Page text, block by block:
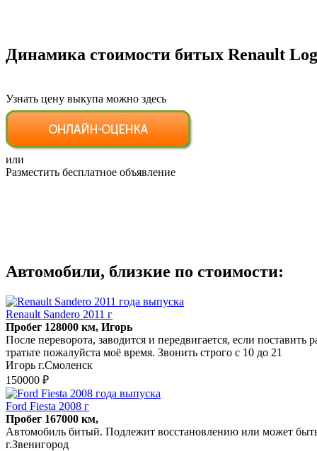
Динамика стоимости битых Renault
Узнать цену выкупа можно здесь
или
Разместить бесплатное объявление
Автомобили, близкие по стоимости:
Renault Sandero 2011 г
Пробег 128000 км, Игорь
После переворота, заводится и передвигается, если
тратьте пожалуйста моё время. Звонить строго с 10 до 21
Игорь г.Смоленск
150000 ₽
Ford Fiesta 2008 г
Пробег 167000 км,
Автомобиль битый. Подлежит восстановлению или может быть
г.Звенигород